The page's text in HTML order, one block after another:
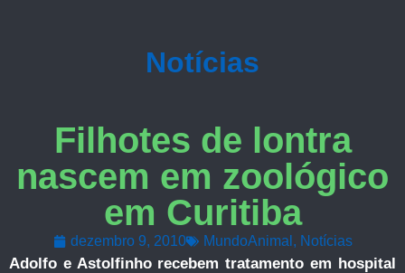
Notícias
Filhotes de lontra
nascem em zoológico
em Curitiba
dezembro 9, 2010 MundoAnimal , Notícias
Adolfo e Astolfinho recebem tratamento em hospital